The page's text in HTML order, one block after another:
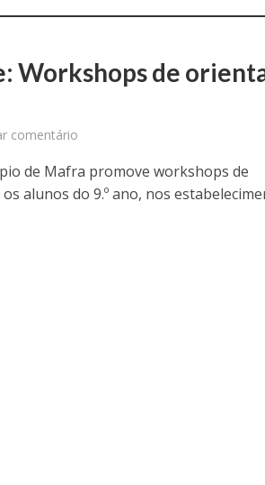
Workshops de
comentário
de Mafra promove workshops de
alunos do 9.º ano, nos